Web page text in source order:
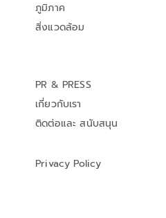
ภูมิภาค
สิ่งแวดล้อม
PR & PRESS
เกี่ยวกับเรา
ติดต่อและ สนับสนุน
Privacy Policy